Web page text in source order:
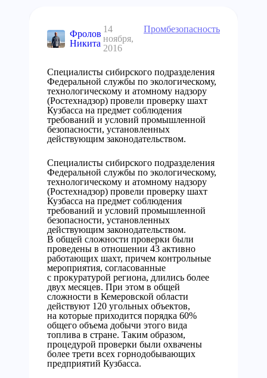
Фролов
Никита
14
ноября,
2016
Промбезопасность
Специалисты сибирского подразделения
Федеральной службы по экологическому,
технологическому и атомному надзору
(Ростехнадзор) провели проверку шахт
Кузбасса на предмет соблюдения
требований и условий промышленной
безопасности, установленных
действующим законодательством.
Специалисты сибирского подразделения
Федеральной службы по экологическому,
технологическому и атомному надзору
(Ростехнадзор) провели проверку шахт
Кузбасса на предмет соблюдения
требований и условий промышленной
безопасности, установленных
действующим законодательством.
В общей сложности проверки были
проведены в отношении 43 активно
работающих шахт, причем контрольные
мероприятия, согласованные
с прокуратурой региона, длились более
двух месяцев. При этом в общей
сложности в Кемеровской области
действуют 120 угольных объектов,
на которые приходится порядка 60%
общего объема добычи этого вида
топлива в стране. Таким образом,
процедурой проверки были охвачены
более трети всех горнодобывающих
предприятий Кузбасса.